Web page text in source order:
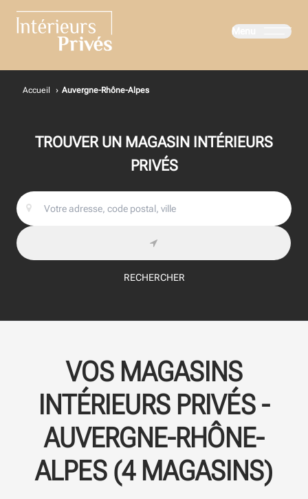
Menu
Accueil › Auvergne-Rhône-Alpes
TROUVER UN MAGASIN INTÉRIEURS
PRIVÉS
RECHERCHER
VOS MAGASINS
INTÉRIEURS PRIVÉS -
AUVERGNE-RHÔNE-
ALPES (4 MAGASINS)